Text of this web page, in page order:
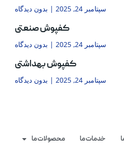
سپتامبر 24, 2025 بدون دیدگاه
کفپوش صنعتی
سپتامبر 24, 2025 بدون دیدگاه
کفپوش بهداشتی
سپتامبر 24, 2025 بدون دیدگاه
خدمات ما
محصولات ما